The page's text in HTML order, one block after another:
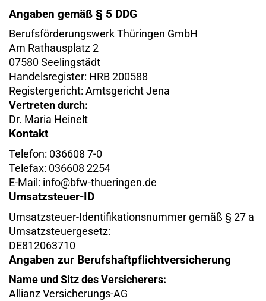
Angaben gemäß § 5 DDG
Berufsförderungswerk Thüringen GmbH
Am Rathausplatz 2
07580 Seelingstädt
Handelsregister: HRB 200588
Registergericht: Amtsgericht Jena
Vertreten durch:
Dr. Maria Heinelt
Kontakt
Telefon: 036608 7-0
Telefax: 036608 2254
E-Mail: info@bfw-thueringen.de
Umsatzsteuer-ID
Umsatzsteuer-Identifikationsnummer gemäß § 27 a
Umsatzsteuergesetz:
DE812063710
Angaben zur Berufs­haftpflicht­versicherung
Name und Sitz des Versicherers:
Allianz Versicherungs-AG